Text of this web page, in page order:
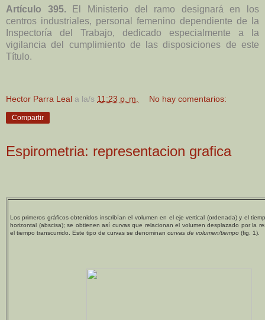
Artículo 395.El Ministerio del ramo designará en los
centros industriales, personal femenino dependiente de la
Inspectoría del Trabajo, dedicado especialmente a la
vigilancia del cumplimiento de las disposiciones de este
Título.
Hector Parra Leal a la/s 11:23 p. m. No hay comentarios:
Compartir
Espirometria: representacion grafica
Los primeros gráficos obtenidos inscribían el volumen en el eje vertical (ordenada) y el
horizontal (abscisa); se obtienen así curvas que relacionan el volumen desplazado por la
el tiempo transcurrido. Este tipo de curvas se denominan curvas de volumen/tiempo (fig. 1).